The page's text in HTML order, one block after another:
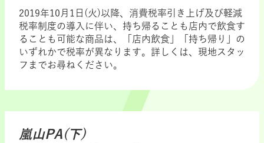
2019年10月1日(火)以降、消費税率引き上げ及び軽減
税率制度の導入に伴い、持ち帰ることも店内で飲食す
ることも可能な商品は、「店内飲食」「持ち帰り」の
いずれかで税率が異なります。詳しくは、現地スタッ
フまでお尋ねください。
嵐山PA(下)